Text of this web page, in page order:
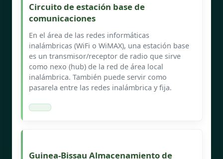
Circuito de estación base de
comunicaciones
En el área de las redes informáticas
inalámbricas (WiFi o WiMAX), una estación base
es un transmisor/receptor de radio que sirve
como nexo (hub) de la red de área local
inalámbrica. También puede servir como
pasarela entre las redes inalámbrica y fija.
Guinea-Bissau Almacenamiento de